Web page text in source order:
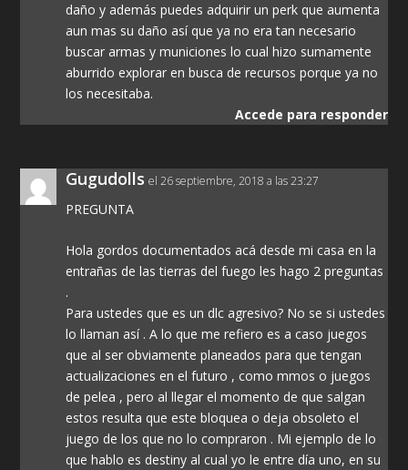
daño y además puedes adquirir un perk que aumenta
aun mas su daño así que ya no era tan necesario
buscar armas y municiones lo cual hizo sumamente
aburrido explorar en busca de recursos porque ya no
los necesitaba.
Accede para responder
Gugudolls el 26 septiembre, 2018 a las 23:27
PREGUNTA
Hola gordos documentados acá desde mi casa en la
entrañas de las tierras del fuego les hago 2 preguntas
.
Para ustedes que es un dlc agresivo? No se si ustedes
lo llaman así . A lo que me refiero es a caso juegos
que al ser obviamente planeados para que tengan
actualizaciones en el futuro , como mmos o juegos
de pelea , pero al llegar el momento de que salgan
estos resulta que este bloquea o deja obsoleto el
juego de los que no lo compraron . Mi ejemplo de lo
que hablo es destiny al cual yo le entre día uno, en su